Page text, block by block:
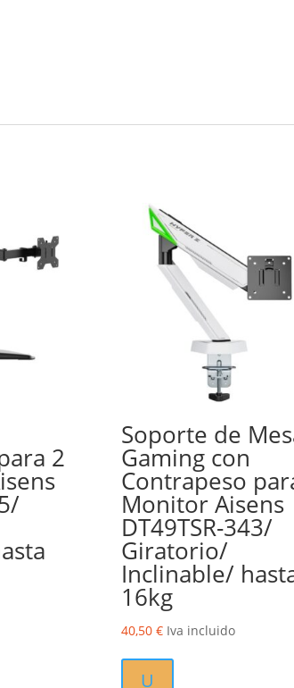
2
Soporte de
Gaming con
Contrapeso
Monitor Aisens
DT49TSR-343/
Giratorio/
Inclinable/
16kg
40,50 € Iva incluido
U